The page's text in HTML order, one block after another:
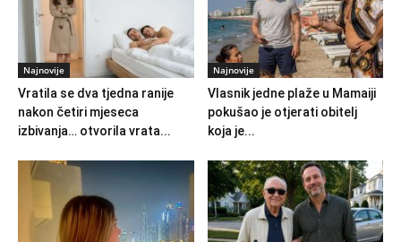
Najnovije
Vratila se dva tjedna ranije
nakon četiri mjeseca
izbivanja… otvorila vrata...
Najnovije
Vlasnik jedne plaže u Mamaiji
pokušao je otjerati obitelj
koja je...